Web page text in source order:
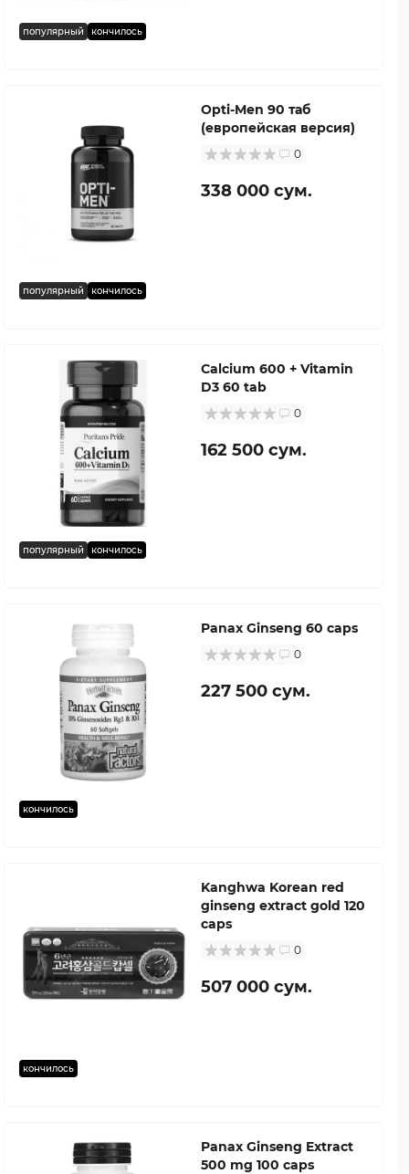
популярный кончилось
популярный кончилось
Opti-Men 90 таб
(европейская версия)
0
338 000 сум.
популярный кончилось
Calcium 600 + Vitamin
D3 60 tab
0
162 500 сум.
кончилось
Panax Ginseng 60 caps
0
227 500 сум.
кончилось
Kanghwa Korean red
ginseng extract gold 120
caps
0
507 000 сум.
Panax Ginseng Extract
500 mg 100 caps